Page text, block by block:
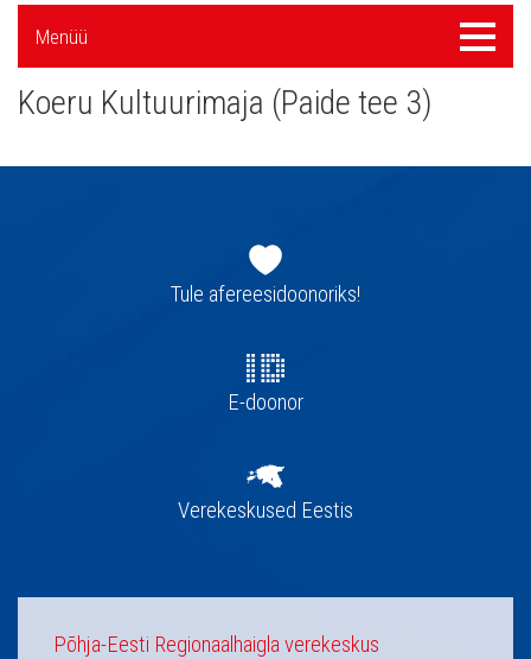
Külgpaani
navigatsioon
Menüü
Menüü
Koeru Kultuurimaja (Paide tee 3)
navigatsioonTule afereesidoonoriks!
E-doonor
Verekeskused Eestis
Põhja-Eesti Regionaalhaigla verekeskus